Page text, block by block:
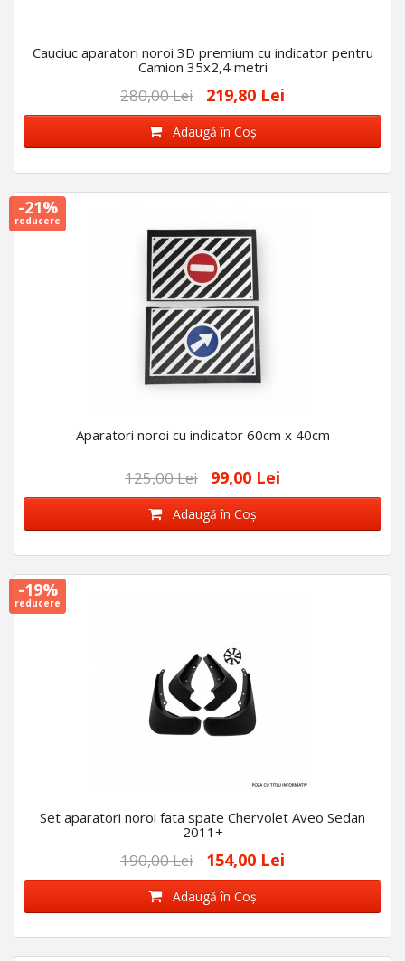
Cauciuc aparatori noroi 3D premium cu indicator pentru
Camion 35x2,4 metri
280,00 Lei 219,80 Lei
Adaugă în Coş
-21%
reducere
Aparatori noroi cu indicator 60cm x 40cm
125,00 Lei 99,00 Lei
Adaugă în Coş
-19%
reducere
Set aparatori noroi fata spate Chervolet Aveo Sedan
2011+
190,00 Lei 154,00 Lei
Adaugă în Coş